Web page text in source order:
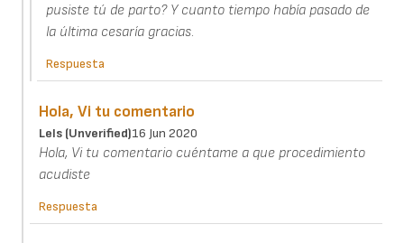
pusiste tú de parto? Y cuanto tiempo había pasado de
la última cesaría gracias.
Respuesta
Hola, Vi tu comentario
Lels (unverified)16 Jun 2020
Hola, Vi tu comentario cuéntame a que procedimiento
acudiste
Respuesta